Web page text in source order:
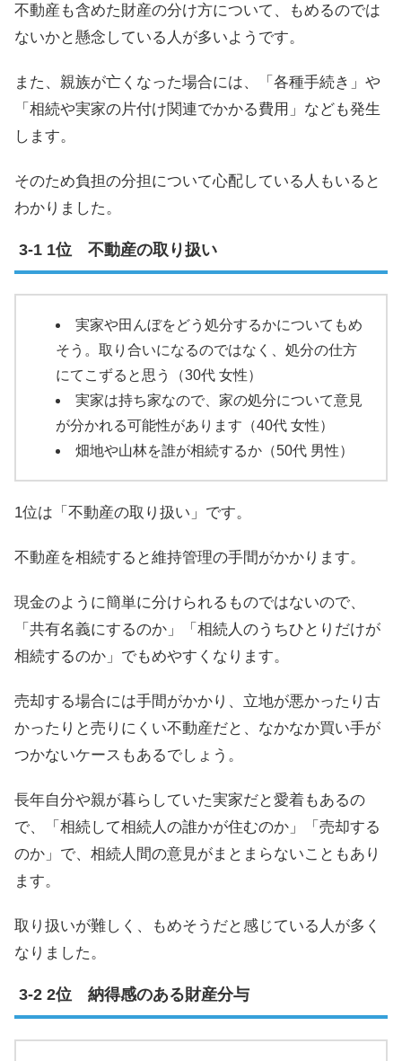
不動産も含めた財産の分け方について、もめるのでは
ないかと懸念している人が多いようです。
また、親族が亡くなった場合には、「各種手続き」や
「相続や実家の片付け関連でかかる費用」なども発生
します。
そのため負担の分担について心配している人もいると
わかりました。
1位 不動産の取り扱い
実家や田んぼをどう処分するかについてもめ
そう。取り合いになるのではなく、処分の仕方
にてこずると思う（30代 女性）
実家は持ち家なので、家の処分について意見
が分かれる可能性があります（40代 女性）
畑地や山林を誰が相続するか（50代 男性）
1位は「不動産の取り扱い」です。
不動産を相続すると維持管理の手間がかかります。
現金のように簡単に分けられるものではないので、
「共有名義にするのか」「相続人のうちひとりだけが
相続するのか」でもめやすくなります。
売却する場合には手間がかかり、立地が悪かったり古
かったりと売りにくい不動産だと、なかなか買い手が
つかないケースもあるでしょう。
長年自分や親が暮らしていた実家だと愛着もあるの
で、「相続して相続人の誰かが住むのか」「売却する
のか」で、相続人間の意見がまとまらないこともあり
ます。
取り扱いが難しく、もめそうだと感じている人が多く
なりました。
2位 納得感のある財産分与